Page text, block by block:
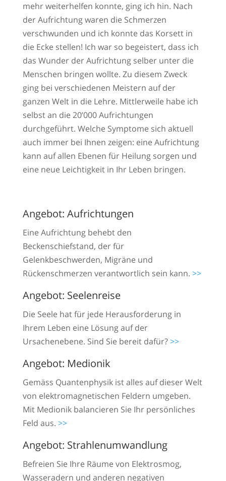
mehr weiterhelfen konnte, ging ich hin. Nach
der Aufrichtung waren die Schmerzen
verschwunden und ich konnte das Korsett in
die Ecke stellen! Ich war so begeistert, dass ich
das Wunder der Aufrichtung selber unter die
Menschen bringen wollte. Zu diesem Zweck
ging bei verschiedenen Meistern auf der
ganzen Welt in die Lehre. Mittlerweile habe ich
selbst an die 20’000 Aufrichtungen
durchgeführt. Welche Symptome sich aktuell
auch immer bei Ihnen zeigen: eine Aufrichtung
kann auf allen Ebenen für Heilung sorgen und
eine neue Leichtigkeit in Ihr Leben bringen.
Angebot: Aufrichtungen
Eine Aufrichtung behebt den
Beckenschiefstand, der für
Gelenkbeschwerden, Migräne und
Rückenschmerzen verantwortlich sein kann. >>
Angebot: Seelenreise
Die Seele hat für jede Herausforderung in
Ihrem Leben eine Lösung auf der
Ursachenebene. Sind Sie bereit dafür?>>
Angebot: Medionik
Gemäss Quantenphysik ist alles auf dieser Welt
von elektromagnetischen Feldern umgeben.
Mit Medionik balancieren Sie Ihr persönliches
Feld aus. >>
Angebot: Strahlenumwandlung
Befreien Sie Ihre Räume von Elektrosmog,
Wasseradern und anderen negativen